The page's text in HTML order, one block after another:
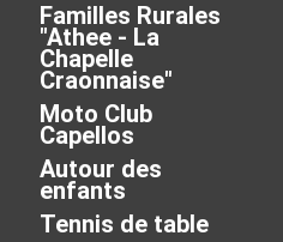
Familles Rurales
"Athee - La
Chapelle
Craonnaise"
Moto Club
Capellos
Autour des
enfants
Tennis de table